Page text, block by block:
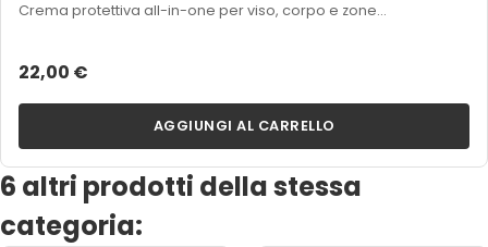
Crema protettiva all-in-one per viso, corpo e zone...
22,00 €
AGGIUNGI AL CARRELLO
6 altri prodotti della stessa
categoria: